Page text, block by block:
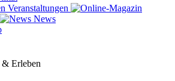
Veranstaltungen
News
Erleben